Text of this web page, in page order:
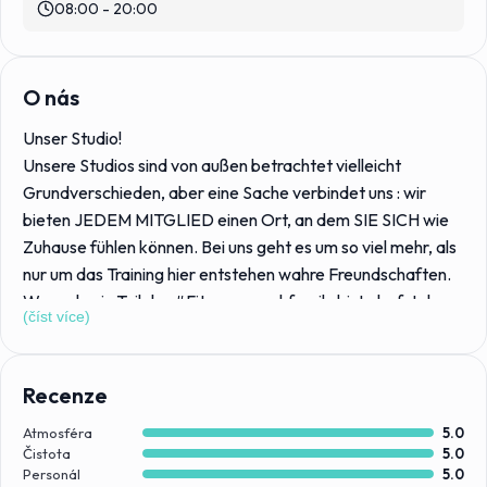
08:00 - 20:00
O nás
Unser Studio!
Unsere Studios sind von außen betrachtet vielleicht
Grundverschieden, aber eine Sache verbindet uns : wir
bieten JEDEM MITGLIED einen Ort, an dem SIE SICH wie
Zuhause fühlen können. Bei uns geht es um so viel mehr, als
nur um das Training hier entstehen wahre Freundschaften.
Wenn du ein Teil der #Fitnessrauschfamily bist, darfst du
dich auf ein familiäres Studio einstellen, bei dem du von
Trotz vieler Änderungen wird Fitnessrausch immer der Ort
sein, an dem dir jederzeit jemand aus unserem Team bei
(číst více)
Recenze
Atmosféra
5.0
Čistota
5.0
Personál
5.0